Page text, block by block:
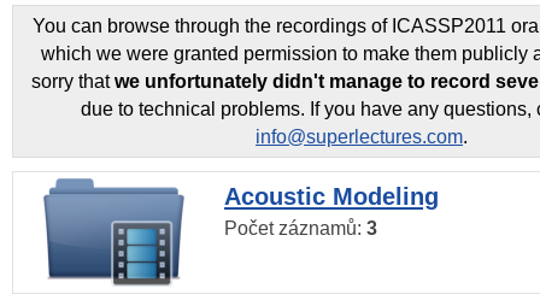
You can browse through the recordings of ICASSP2011
which we were granted permission to make them publicly
sorry thatwe unfortunately didn't manage to record
due to technical problems. If you have any questions,
info@superlectures.com.
Acoustic Modeling
Počet záznamů: 3